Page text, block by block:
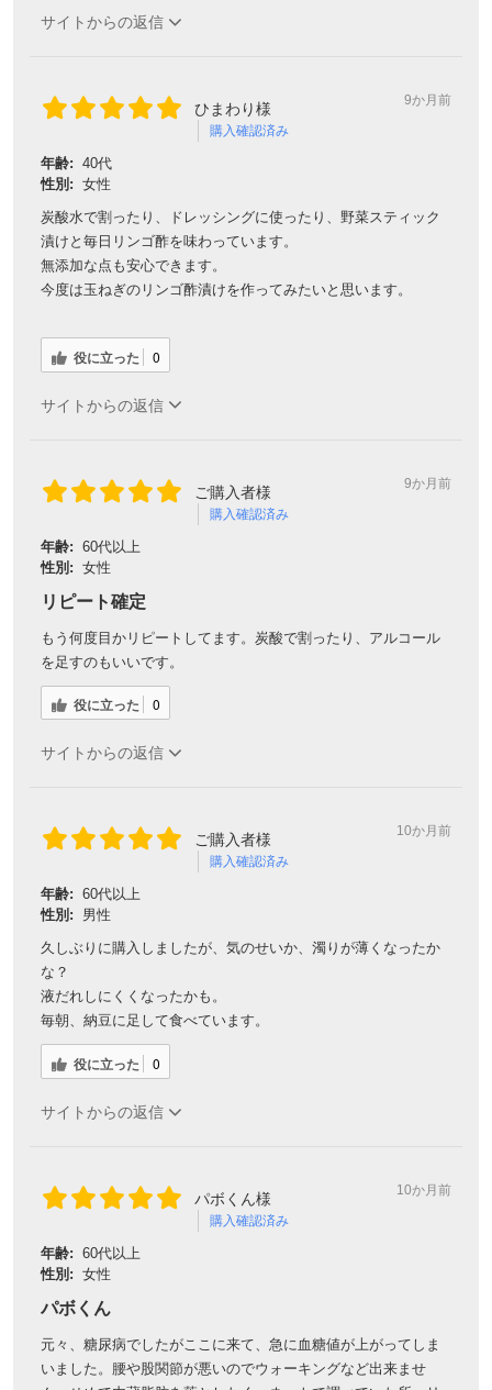
サイトからの返信
ひまわり様
購入確認済み
9か月前
年齢: 40代
性別: 女性
炭酸水で割ったり、ドレッシングに使ったり、野菜スティック
漬けと毎日リンゴ酢を味わっています。
無添加な点も安心できます。
今度は玉ねぎのリンゴ酢漬けを作ってみたいと思います。
役に立った 0
サイトからの返信
ご購入者様
購入確認済み
9か月前
年齢: 60代以上
性別: 女性
リピート確定
もう何度目かリピートしてます。炭酸で割ったり、アルコール
を足すのもいいです。
役に立った 0
サイトからの返信
ご購入者様
購入確認済み
10か月前
年齢: 60代以上
性別:
男性
久しぶりに購入しましたが、気のせいか、濁りが薄くなったか
な？
液だれしにくくなったかも。
毎朝、納豆に足して食べています。
役に立った 0
サイトからの返信
パボくん様
購入確認済み
10か月前
年齢: 60代以上
性別: 女性
パボくん
元々、糖尿病でしたがここに来て、急に血糖値が上がってしま
いました。腰や股関節が悪いのでウォーキングなど出来ませ